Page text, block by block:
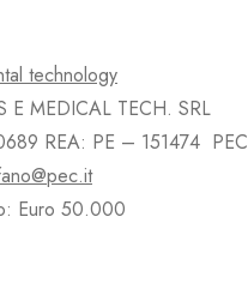
E MEDICAL TECH. SRL
REA: PE – 151474 PEC
Euro 50.000